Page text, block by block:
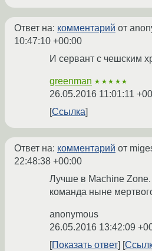
Ответ на: комментарий от
10:47:10 +00:00
И сервант с чешским
greenman ★★★★★
26.05.2016 11:01:11
Ссылка
Ответ на: комментарий от
22:48:38 +00:00
Лучше в Machine
команда ныне
anonymous
26.05.2016 13:42:09
Показать ответ